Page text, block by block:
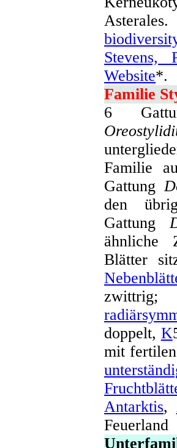
Stevens,
Website*.
Familie
6
Familie
Gattung
den
Gattung
ähnliche
Blätter
doppelt, K
mit
Antarktis,